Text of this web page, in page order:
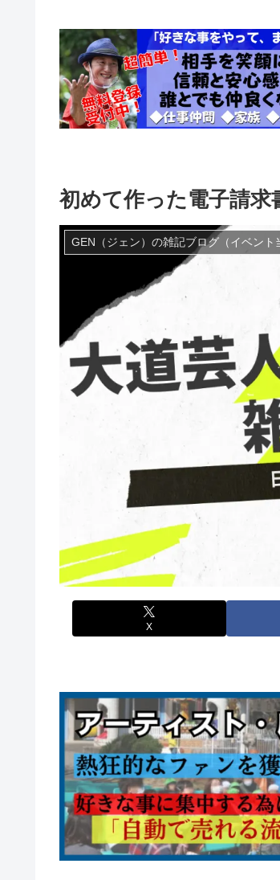
初めて作った電子請
GEN（ジェン）の雑記ブログ（イベント
X